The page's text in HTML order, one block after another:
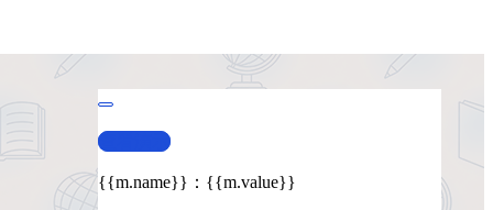
查看演示
{{m.name}} ： {{m.value}}